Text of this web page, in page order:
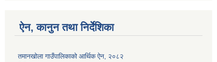
ऐन, कानुन तथा निर्देशिका
तमानखोला गाउँपालिकाको आर्थिक ऐन, २०८२